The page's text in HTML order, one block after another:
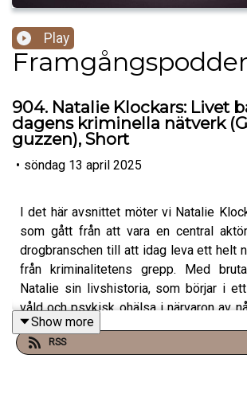
Play
904. Natalie Klockars: Livet
dagens kriminella nätverk
guzzen), Short
• söndag 13 april 2025
I det här avsnittet möter vi Natalie
som gått från att vara en central
drogbranschen till att idag leva ett helt
från kriminalitetens grepp. Med
Natalie sin livshistoria, som börjar i
våld och psykisk ohälsa i närvaron av
mest ökända mc-gäng. Redan som barn
en värld där vapen, droger och våld var
Show more
RSS